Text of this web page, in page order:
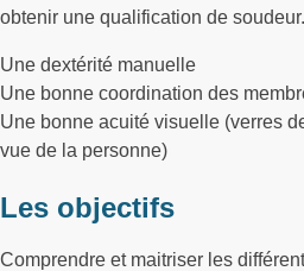
obtenir une qualification de soudeur.
Une dextérité manuelle
Une bonne coordination des
Une bonne acuité visuelle (verres
vue de la personne)
Les objectifs
Comprendre et maitriser les